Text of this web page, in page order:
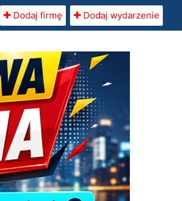
Dodaj firmę Dodaj wydarzenie